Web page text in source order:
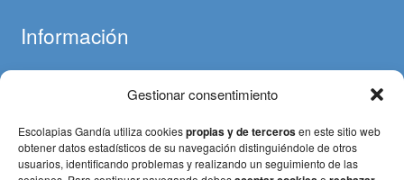
Gestionar consentimiento
Escolapias Gandía utiliza cookiespropias y de tercerosen este sitio web
obtener datos estadísticos de su navegación distinguiéndole de otros
usuarios, identificando problemas y realizando un seguimiento de las
Información
Política de cookies
Política de privacidad
Términos y condiciones (Pagos y devoluciones)